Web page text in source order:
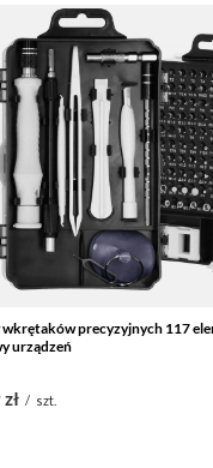
wkrętaków precyzyjnych 117
urządzeń
/ szt.